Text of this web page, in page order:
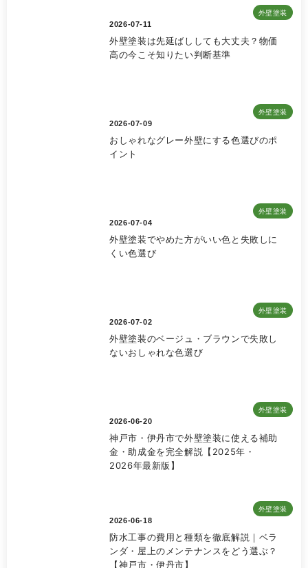
外壁塗装
2026-07-11
外壁塗装は先延ばししても大丈夫？物価
高の今こそ知りたい判断基準
外壁塗装
2026-07-09
おしゃれなグレー外壁にする色選びのポ
イント
外壁塗装
2026-07-04
外壁塗装でやめた方がいい色と失敗しに
くい色選び
外壁塗装
2026-07-02
外壁塗装のベージュ・ブラウンで失敗し
ないおしゃれな色選び
外壁塗装
2026-06-20
神戸市・伊丹市で外壁塗装に使える補助
金・助成金を完全解説【2025年・
2026年最新版】
外壁塗装
2026-06-18
防水工事の費用と種類を徹底解説｜ベラ
ンダ・屋上のメンテナンスをどう選ぶ？
【神戸市・伊丹市】